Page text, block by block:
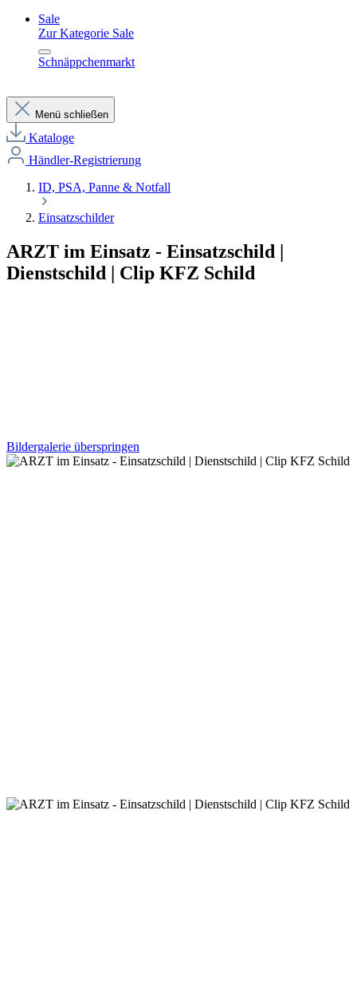
Sale
Zur Kategorie Sale
Schnäppchenmarkt
Menü schließen
Kataloge
Händler-Registrierung
ID, PSA, Panne & Notfall
Einsatzschilder
ARZT im Einsatz - Einsatzschild |
Dienstschild | Clip KFZ Schild
Bildergalerie überspringen